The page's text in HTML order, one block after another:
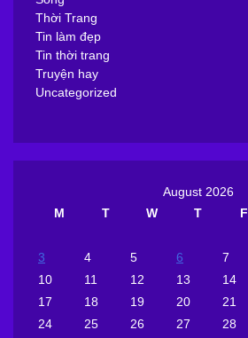
Thời Trang
Tin làm đẹp
Tin thời trang
Truyện hay
Uncategorized
August 2026
M
T W T F
3
4 5 6 7
10
11 12 13 14
17
18 19 20 21
24
25 26 27 28